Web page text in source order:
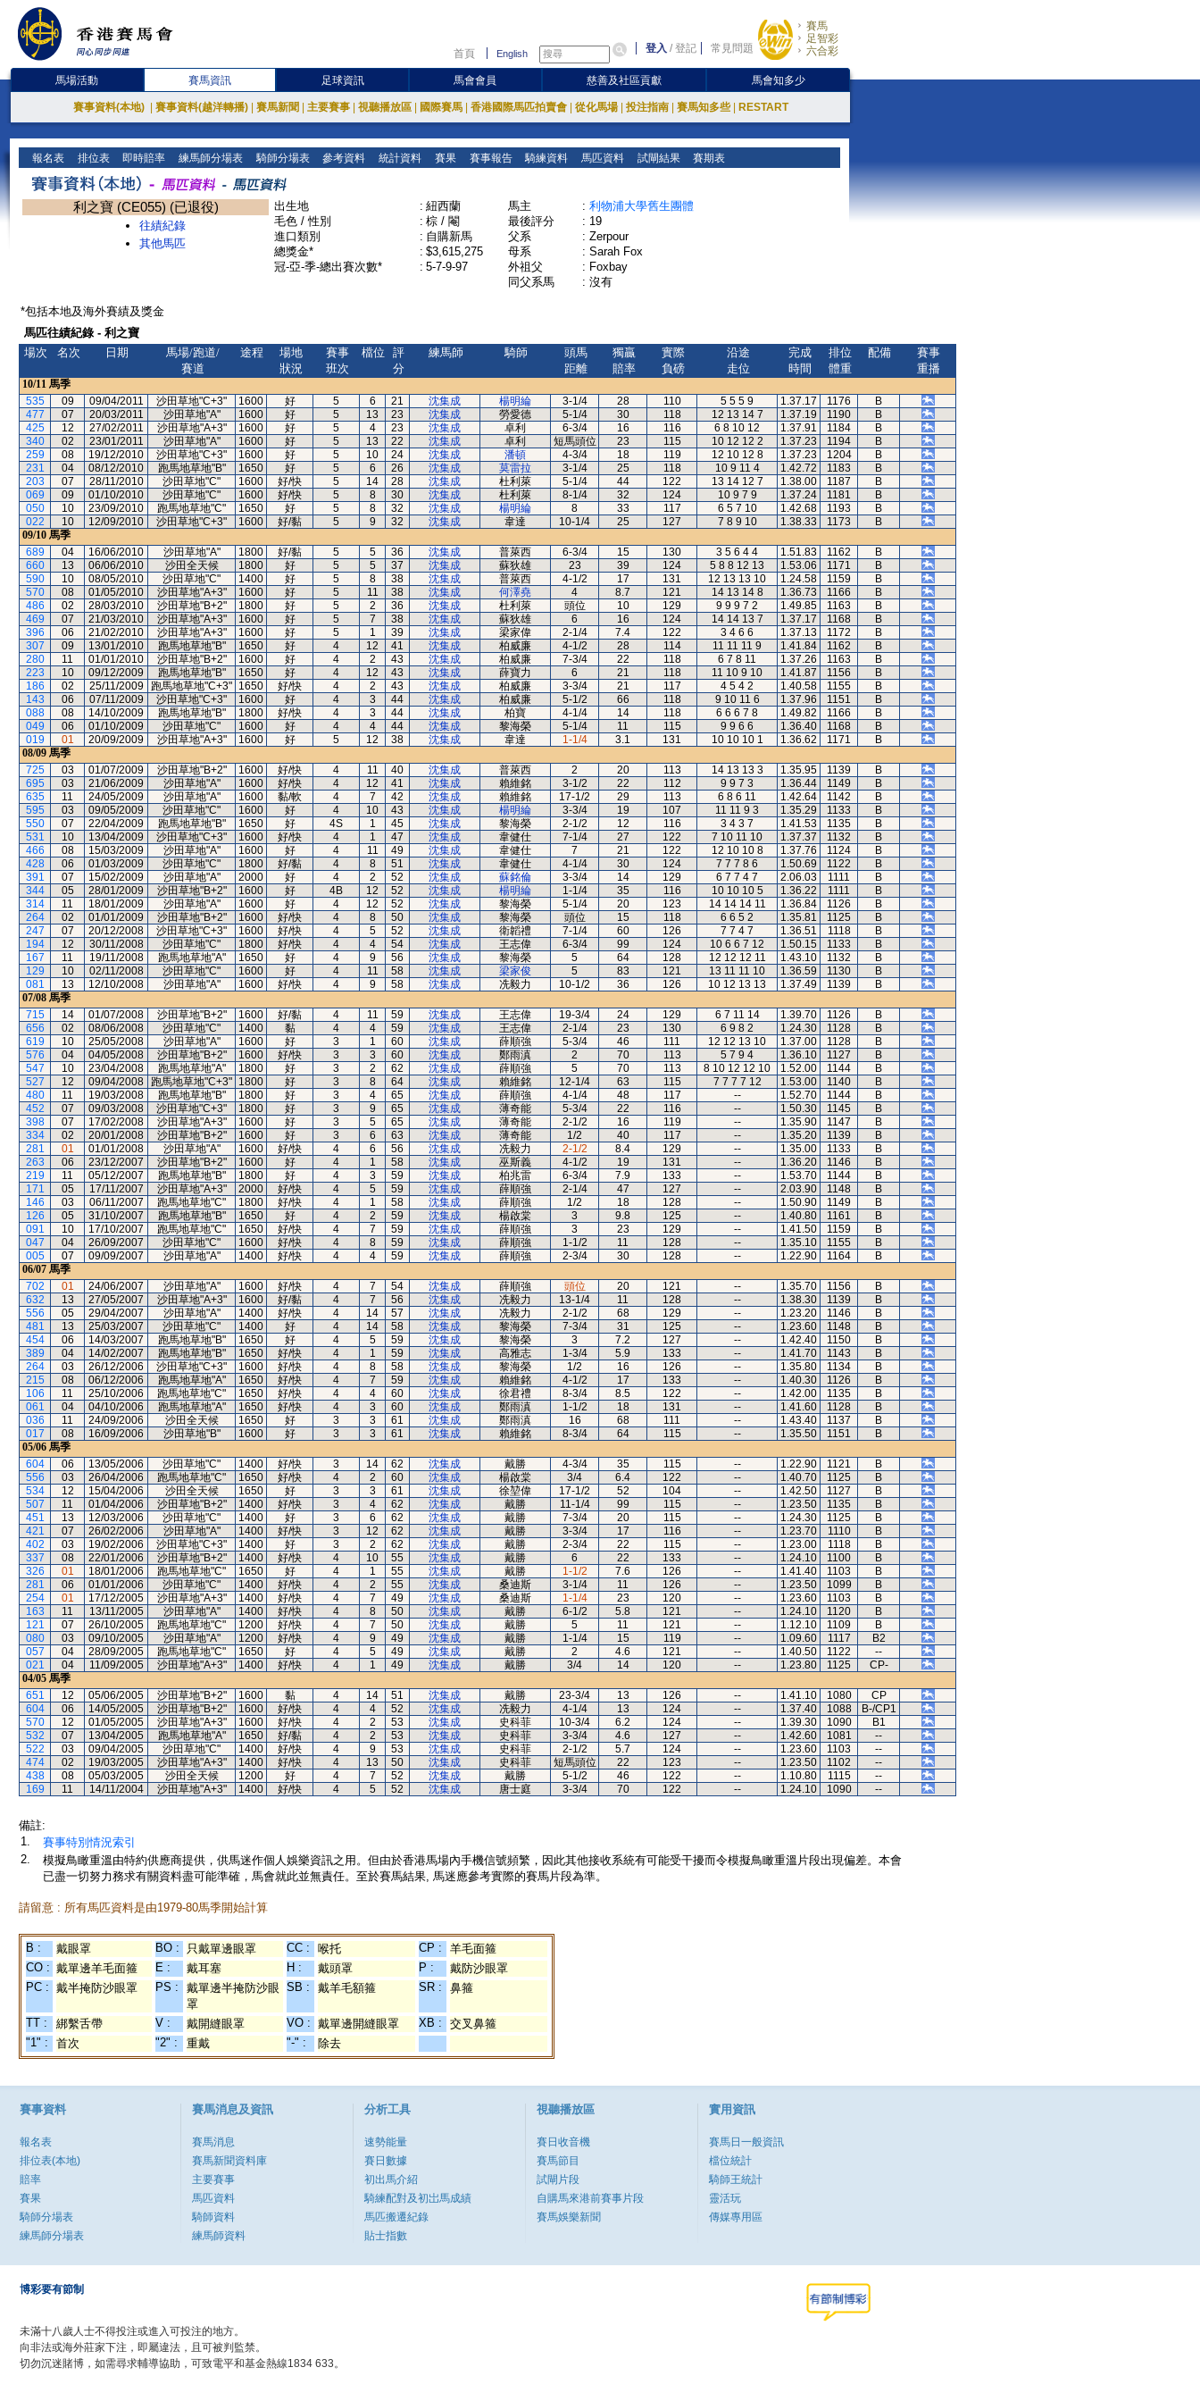
首頁 English 登入 /登記 常見問題
賽馬
足智彩
六合彩
馬場活動 賽馬資訊 足球資訊 馬會會員 慈善及社區貢獻 馬會知多少
賽事資料(本地) 賽事資料(越洋轉播) 賽馬新聞 主要賽事 視聽播放區 國際賽馬 香港國際馬匹拍賣會 從化馬場 投注指南 賽馬知多些 RESTART
報名表 排位表 即時賠率 練馬師分場表 騎師分場表 參考資料 統計資料 賽果 賽事報告 騎練資料 馬匹資料 試閘結果 賽期表
利之寶 (CE055) (已退役)
往績紀錄
其他馬匹
出生地 : 紐西蘭
毛色 / 性別
: 棕 / 閹
進口類別
: 自購新馬
總獎金*
: $3,615,275
冠-亞-季-總出賽次數*
: 5-7-9-97
馬主 : 利物浦大學舊生團體
最後評分
: 19
父系
: Zerpour
母系
: Sarah Fox
外祖父
: Foxbay
同父系馬
: 沒有
*包括本地及海外賽績及獎金
馬匹往績紀錄 - 利之寶
場次
名次 日期
馬場/跑道/
賽道
途程
場地
狀況
賽事
班次
檔位
評
分
練馬師 騎師
頭馬
距離
獨贏
賠率
實際
負磅
沿途
走位
完成
時間
排位
體重
配備
賽事
重播
10/11 馬季
535
09 09/04/2011 沙田草地"C+3" 1600 好 5 6 21 沈集成 楊明綸 3-1/4 28 110 5 5 5 9 1.37.17 1176
B
477
07 20/03/2011 沙田草地"A" 1600 好 5 13 23 沈集成 勞愛德 5-1/4 30 118 12 13 14 7 1.37.19 1190
B
425
12 27/02/2011 沙田草地"A+3" 1600 好 5 4 23 沈集成 卓利 6-3/4 16 116 6 8 10 12 1.37.91 1184
B
340
02 23/01/2011 沙田草地"A" 1600 好 5 13 22 沈集成 卓利 短馬頭位 23 115 10 12 12 2 1.37.23 1194
B
259
08 19/12/2010 沙田草地"C+3" 1600 好 5 10 24 沈集成 潘頓 4-3/4 18 119 12 10 12 8 1.37.23 1204
B
231
04 08/12/2010 跑馬地草地"B" 1650 好 5 6 26 沈集成 莫雷拉 3-1/4 25 118 10 9 11 4 1.42.72 1183
B
203
07 28/11/2010 沙田草地"C" 1600 好/快 5 14 28 沈集成 杜利萊 5-1/4 44 122 13 14 12 7 1.38.00 1187
B
069
09 01/10/2010 沙田草地"C" 1600 好/快 5 8 30 沈集成 杜利萊 8-1/4 32 124 10 9 7 9 1.37.24 1181
B
050
10 23/09/2010 跑馬地草地"C" 1650 好 5 8 32 沈集成 楊明綸 8 33 117 6 5 7 10 1.42.68 1193
B
022
10 12/09/2010 沙田草地"C+3" 1600 好/黏 5 9 32 沈集成 韋達 10-1/4 25 127 7 8 9 10 1.38.33 1173
B
09/10 馬季
689
04 16/06/2010 沙田草地"A" 1800 好/黏 5 5 36 沈集成 普萊西 6-3/4 15 130 3 5 6 4 4 1.51.83 1162
B
660
13 06/06/2010 沙田全天候 1800 好 5 5 37 沈集成 蘇狄雄 23 39 124 5 8 8 12 13 1.53.06 1171
B
590
10 08/05/2010 沙田草地"C" 1400 好 5 8 38 沈集成 普萊西 4-1/2 17 131 12 13 13 10 1.24.58 1159
B
570
08 01/05/2010 沙田草地"A+3" 1600 好 5 11 38 沈集成 何澤堯 4 8.7 121 14 13 14 8 1.36.73 1166
B
486
02 28/03/2010 沙田草地"B+2" 1800 好 5 2 36 沈集成 杜利萊 頭位 10 129 9 9 9 7 2 1.49.85 1163
B
469
07 21/03/2010 沙田草地"A+3" 1600 好 5 7 38 沈集成 蘇狄雄 6 16 124 14 14 13 7 1.37.17 1168
B
396
06 21/02/2010 沙田草地"A+3" 1600 好 5 1 39 沈集成 梁家偉 2-1/4 7.4 122 3 4 6 6 1.37.13 1172
B
307
09 13/01/2010 跑馬地草地"B" 1650 好 4 12 41 沈集成 柏威廉 4-1/2 28 114 11 11 11 9 1.41.84 1162
B
280
11 01/01/2010 沙田草地"B+2" 1600 好 4 2 43 沈集成 柏威廉 7-3/4 22 118 6 7 8 11 1.37.26 1163
B
223
10 09/12/2009 跑馬地草地"B" 1650 好 4 12 43 沈集成 薛寶力 6 21 118 11 10 9 10 1.41.87 1156
B
186
02 25/11/2009 跑馬地草地"C+3" 1650 好/快 4 2 43 沈集成 柏威廉 3-3/4 21 117 4 5 4 2 1.40.58 1155
B
143
06 07/11/2009 沙田草地"C+3" 1600 好 4 3 44 沈集成 柏威廉 5-1/2 66 118 9 10 11 6 1.37.96 1151
B
088
08 14/10/2009 跑馬地草地"B" 1800 好/快 4 3 44 沈集成 柏寶 4-1/4 14 118 6 6 6 7 8 1.49.82 1166
B
049
06 01/10/2009 沙田草地"C" 1600 好 4 4 44 沈集成 黎海榮 5-1/4 11 115 9 9 6 6 1.36.40 1168
B
019
01 20/09/2009 沙田草地"A+3" 1600 好 5 12 38 沈集成 韋達 1-1/4 3.1 131 10 10 10 1 1.36.62 1171
B
08/09 馬季
725
03 01/07/2009 沙田草地"B+2" 1600 好/快 4 11 40 沈集成 普萊西 2 20 113 14 13 13 3 1.35.95 1139
B
695
03 21/06/2009 沙田草地"A" 1600 好/快 4 12 41 沈集成 賴維銘 3-1/2 22 112 9 9 7 3 1.36.44 1149
B
635
11 24/05/2009 沙田草地"A" 1600 黏/軟 4 7 42 沈集成 賴維銘 17-1/2 29 113 6 8 6 11 1.42.64 1142
B
595
03 09/05/2009 沙田草地"C" 1600 好 4 10 43 沈集成 楊明綸 3-3/4 19 107 11 11 9 3 1.35.29 1133
B
550
07 22/04/2009 跑馬地草地"B" 1650 好 4S 1 45 沈集成 黎海榮 2-1/2 12 116 3 4 3 7 1.41.53 1135
B
531
10 13/04/2009 沙田草地"C+3" 1600 好/快 4 1 47 沈集成 韋健仕 7-1/4 27 122 7 10 11 10 1.37.37 1132
B
466
08 15/03/2009 沙田草地"A" 1600 好 4 11 49 沈集成 韋健仕 7 21 122 12 10 10 8 1.37.76 1124
B
428
06 01/03/2009 沙田草地"C" 1800 好/黏 4 8 51 沈集成 韋健仕 4-1/4 30 124 7 7 7 8 6 1.50.69 1122
B
391
07 15/02/2009 沙田草地"A" 2000 好 4 2 52 沈集成 蘇銘倫 3-3/4 14 129 6 7 7 4 7 2.06.03 1111
B
344
05 28/01/2009 沙田草地"B+2" 1600 好 4B 12 52 沈集成 楊明綸 1-1/4 35 116 10 10 10 5 1.36.22 1111
B
314
11 18/01/2009 沙田草地"A" 1600 好 4 12 52 沈集成 黎海榮 5-1/4 20 123 14 14 14 11 1.36.84 1126
B
264
02 01/01/2009 沙田草地"B+2" 1600 好/快 4 8 50 沈集成 黎海榮 頭位 15 118 6 6 5 2 1.35.81 1125
B
247
07 20/12/2008 沙田草地"C+3" 1600 好/快 4 5 52 沈集成 衛韜禮 7-1/4 60 126 7 7 4 7 1.36.51 1118
B
194
12 30/11/2008 沙田草地"C" 1800 好/快 4 4 54 沈集成 王志偉 6-3/4 99 124 10 6 6 7 12 1.50.15 1133
B
167
11 19/11/2008 跑馬地草地"A" 1650 好 4 9 56 沈集成 黎海榮 5 64 128 12 12 12 11 1.43.10 1132
B
129
10 02/11/2008 沙田草地"C" 1600 好 4 11 58 沈集成 梁家俊 5 83 121 13 11 11 10 1.36.59 1130
B
081
13 12/10/2008 沙田草地"A" 1600 好/快 4 9 58 沈集成 冼毅力 10-1/2 36 126 10 12 13 13 1.37.49 1139
B
07/08 馬季
715
14 01/07/2008 沙田草地"B+2" 1600 好/黏 4 11 59 沈集成 王志偉 19-3/4 24 129 6 7 11 14 1.39.70 1126
B
656
02 08/06/2008 沙田草地"C" 1400 黏 4 4 59 沈集成 王志偉 2-1/4 23 130 6 9 8 2 1.24.30 1128
B
619
10 25/05/2008 沙田草地"A" 1600 好 3 1 60 沈集成 薛順強 5-3/4 46 111 12 12 13 10 1.37.00 1128
B
576
04 04/05/2008 沙田草地"B+2" 1600 好/快 3 3 60 沈集成 鄭雨滇 2 70 113 5 7 9 4 1.36.10 1127
B
547
10 23/04/2008 跑馬地草地"A" 1800 好 3 2 62 沈集成 薛順強 5 70 113 8 10 12 12 10 1.52.00 1144
B
527
12 09/04/2008 跑馬地草地"C+3" 1800 好 3 8 64 沈集成 賴維銘 12-1/4 63 115 7 7 7 7 12 1.53.00 1140
B
480
11 19/03/2008 跑馬地草地"B" 1800 好 3 4 65 沈集成 薛順強 4-1/4 48 117 -- 1.52.70 1144
B
452
07 09/03/2008 沙田草地"C+3" 1800 好 3 9 65 沈集成 薄奇能 5-3/4 22 116 -- 1.50.30 1145
B
398
07 17/02/2008 沙田草地"A+3" 1600 好 3 5 65 沈集成 薄奇能 2-1/2 16 119 -- 1.35.90 1147
B
334
02 20/01/2008 沙田草地"B+2" 1600 好 3 6 63 沈集成 薄奇能 1/2 40 117 -- 1.35.20 1139
B
281
01 01/01/2008 沙田草地"A" 1600 好/快 4 6 56 沈集成 冼毅力 2-1/2 8.4 129 -- 1.35.00 1133
B
263
06 23/12/2007 沙田草地"B+2" 1600 好 4 1 58 沈集成 巫斯義 4-1/2 19 131 -- 1.36.20 1146
B
219
11 05/12/2007 跑馬地草地"B" 1800 好 4 3 59 沈集成 柏兆雷 6-3/4 7.9 133 -- 1.53.70 1144
B
171
05 17/11/2007 沙田草地"A+3" 2000 好/快 4 5 59 沈集成 薛順強 2-1/4 47 127 -- 2.03.90 1148
B
146
03 06/11/2007 跑馬地草地"C" 1800 好/快 4 1 58 沈集成 薛順強 1/2 18 128 -- 1.50.90 1149
B
126
05 31/10/2007 跑馬地草地"B" 1650 好 4 2 59 沈集成 楊啟棠 3 9.8 125 -- 1.40.80 1161
B
091
10 17/10/2007 跑馬地草地"C" 1650 好/快 4 7 59 沈集成 薛順強 3 23 129 -- 1.41.50 1159
B
047
04 26/09/2007 沙田草地"C" 1600 好/快 4 8 59 沈集成 薛順強 1-1/2 11 128 -- 1.35.10 1155
B
005
07 09/09/2007 沙田草地"A" 1400 好/快 4 4 59 沈集成 薛順強 2-3/4 30 128 -- 1.22.90 1164
B
06/07 馬季
702
01 24/06/2007 沙田草地"A" 1600 好/快 4 7 54 沈集成 薛順強 頭位 20 121 -- 1.35.70 1156
B
632
13 27/05/2007 沙田草地"A+3" 1600 好/黏 4 7 56 沈集成 冼毅力 13-1/4 11 128 -- 1.38.30 1139
B
556
05 29/04/2007 沙田草地"A" 1400 好/快 4 14 57 沈集成 冼毅力 2-1/2 68 129 -- 1.23.20 1146
B
481
13 25/03/2007 沙田草地"C" 1400 好 4 14 58 沈集成 黎海榮 7-3/4 31 125 -- 1.23.60 1148
B
454
06 14/03/2007 跑馬地草地"B" 1650 好 4 5 59 沈集成 黎海榮 3 7.2 127 -- 1.42.40 1150
B
389
04 14/02/2007 跑馬地草地"B" 1650 好/快 4 1 59 沈集成 高雅志 1-3/4 5.9 133 -- 1.41.70 1143
B
264
03 26/12/2006 沙田草地"C+3" 1600 好/快 4 8 58 沈集成 黎海榮 1/2 16 126 -- 1.35.80 1134
B
215
08 06/12/2006 跑馬地草地"A" 1650 好/快 4 7 59 沈集成 賴維銘 4-1/2 17 133 -- 1.40.30 1126
B
106
11 25/10/2006 跑馬地草地"C" 1650 好/快 4 4 60 沈集成 徐君禮 8-3/4 8.5 122 -- 1.42.00 1135
B
061
04 04/10/2006 跑馬地草地"A" 1650 好/快 4 3 60 沈集成 鄭雨滇 1-1/2 18 131 -- 1.41.60 1128
B
036
11 24/09/2006 沙田全天候 1650 好 3 3 61 沈集成 鄭雨滇 16 68 111 -- 1.43.40 1137
B
017
08 16/09/2006 沙田草地"B" 1600 好 3 3 61 沈集成 賴維銘 8-3/4 64 115 -- 1.35.50 1151
B
05/06 馬季
604
06 13/05/2006 沙田草地"C" 1400 好/快 3 14 62 沈集成 戴勝 4-3/4 35 115 -- 1.22.90 1121
B
556
03 26/04/2006 跑馬地草地"C" 1650 好/快 4 2 60 沈集成 楊啟棠 3/4 6.4 122 -- 1.40.70 1125
B
534
12 15/04/2006 沙田全天候 1650 好 3 3 61 沈集成 徐堃偉 17-1/2 52 104 -- 1.42.50 1127
B
507
11 01/04/2006 沙田草地"B+2" 1400 好/快 3 4 62 沈集成 戴勝 11-1/4 99 115 -- 1.23.50 1135
B
451
13 12/03/2006 沙田草地"C" 1400 好 3 6 62 沈集成 戴勝 7-3/4 20 115 -- 1.24.30 1125
B
421
07 26/02/2006 沙田草地"A" 1400 好/快 3 12 62 沈集成 戴勝 3-3/4 17 116 -- 1.23.70 1110
B
402
03 19/02/2006 沙田草地"C+3" 1400 好 3 2 62 沈集成 戴勝 2-3/4 22 115 -- 1.23.00 1118
B
337
08 22/01/2006 沙田草地"B+2" 1400 好/快 4 10 55 沈集成 戴勝 6 22 133 -- 1.24.10 1100
B
326
01 18/01/2006 跑馬地草地"C" 1650 好 4 1 55 沈集成 戴勝 1-1/2 7.6 126 -- 1.41.40 1103
B
281
06 01/01/2006 沙田草地"C" 1400 好/快 4 2 55 沈集成 桑迪斯 3-1/4 11 126 -- 1.23.50 1099
B
254
01 17/12/2005 沙田草地"A+3" 1400 好/快 4 7 49 沈集成 桑迪斯 1-1/4 23 120 -- 1.23.60 1103
B
163
11 13/11/2005 沙田草地"A" 1400 好/快 4 8 50 沈集成 戴勝 6-1/2 5.8 121 -- 1.24.10 1120
B
121
07 26/10/2005 跑馬地草地"C" 1200 好/快 4 7 50 沈集成 戴勝 5 11 121 -- 1.12.10 1109
B
080
03 09/10/2005 沙田草地"A" 1200 好/快 4 9 49 沈集成 戴勝 1-1/4 15 119 -- 1.09.60 1117
B2
057
04 28/09/2005 跑馬地草地"C" 1650 好 4 5 49 沈集成 戴勝 2 4.6 121 -- 1.40.50 1122
--
021
04 11/09/2005 沙田草地"A+3" 1400 好/快 4 1 49 沈集成 戴勝 3/4 14 120 -- 1.23.80 1125
CP-
04/05 馬季
651
12 05/06/2005 沙田草地"B+2" 1600 黏 4 14 51 沈集成 戴勝 23-3/4 13 126 -- 1.41.10 1080
CP
604
06 14/05/2005 沙田草地"B+2" 1600 好/快 4 4 52 沈集成 冼毅力 4-1/4 13 124 -- 1.37.40 1088
B-/CP1
570
12 01/05/2005 沙田草地"A+3" 1600 好/快 4 2 53 沈集成 史科菲 10-3/4 6.2 124 -- 1.39.30 1090
B1
532
07 13/04/2005 跑馬地草地"A" 1650 好/黏 4 2 53 沈集成 史科菲 3-3/4 4.6 127 -- 1.42.60 1081
--
522
03 09/04/2005 沙田草地"C" 1400 好/快 4 9 53 沈集成 史科菲 2-1/2 5.7 124 -- 1.23.60 1103
--
474
02 19/03/2005 沙田草地"A+3" 1400 好/快 4 13 50 沈集成 史科菲 短馬頭位 22 123 -- 1.23.50 1102
--
438
08 05/03/2005 沙田全天候 1200 好 4 7 52 沈集成 戴勝 5-1/2 46 122 -- 1.10.80 1115
--
169
11 14/11/2004 沙田草地"A+3" 1400 好/快 4 5 52 沈集成 唐士庭 3-3/4 70 122 -- 1.24.10 1090 --
備註:
1.
賽事特別情況索引
2.
模擬鳥瞰重溫由特約供應商提供，供馬迷作個人娛樂資訊之用。但由於香港馬場內手機信號頻繁，因此其他接收系統有可能受干擾而令模擬鳥瞰重溫片段出現偏差。本會
已盡一切努力務求有關資料盡可能準確，馬會就此並無責任。至於賽馬結果, 馬迷應參考實際的賽馬片段為準。
請留意 : 所有馬匹資料是由1979-80馬季開始計算
B : 戴眼罩 BO : 只戴單邊眼罩 CC : 喉托 CP :
羊毛面箍
CO : 戴單邊羊毛面箍 E : 戴耳塞 H : 戴頭罩 P :
戴防沙眼罩
PC : 戴半掩防沙眼罩 PS :
戴單邊半掩防沙眼
罩
SB : 戴羊毛額箍 SR : 鼻箍
TT : 綁繫舌帶 V : 戴開縫眼罩 VO : 戴單邊開縫眼罩 XB :
交叉鼻箍
"1" :
首次 "2" : 重戴 "-" : 除去
賽事資料
報名表
排位表(本地)
賠率
賽果
騎師分場表
練馬師分場表
賽馬消息及資訊
賽馬消息
賽馬新聞資料庫
主要賽事
馬匹資料
騎師資料
練馬師資料
分析工具
速勢能量
賽日數據
初出馬介紹
騎練配對及初岀馬成績
馬匹搬遷紀錄
貼士指數
視聽播放區
賽日收音機
賽馬節目
試閘片段
自購馬來港前賽事片段
賽馬娛樂新聞
實用資訊
賽馬日一般資訊
檔位統計
騎師王統計
靈活玩
傳媒專用區
博彩要有節制
未滿十八歲人士不得投注或進入可投注的地方。
向非法或海外莊家下注，即屬違法，且可被判監禁。
切勿沉迷賭博，如需尋求輔導協助，可致電平和基金熱線1834 633。